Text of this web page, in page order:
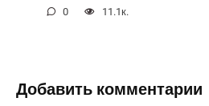
0 11.1к.
Добавить комментарии